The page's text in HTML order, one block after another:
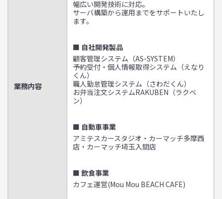
業務内容
幅広い開発技術に対応。
サーバ構築から運用までをサポートいたし
ます。
■ 自社開発製品
顧客管理システム（AS-SYSTEM）
予約受付・個人情報取得システム（えなり
くん）
職人勤怠管理システム（さわだくん）
お弁当注文システムRAKUBEN（ラクベ
ン）
■ 自動車事業
アミテスカースタジオ・カーマッチ多摩西
店・カーマッチ埼玉入間店
■ 飲食事業
カフェ運営(Mou Mou BEACH CAFE)